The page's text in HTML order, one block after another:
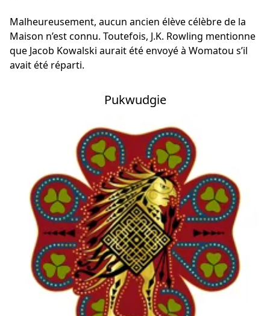
Malheureusement, aucun ancien élève célèbre de la
Maison n’est connu. Toutefois, J.K. Rowling mentionne
que Jacob Kowalski aurait été envoyé à Womatou s’il
avait été réparti.
Pukwudgie